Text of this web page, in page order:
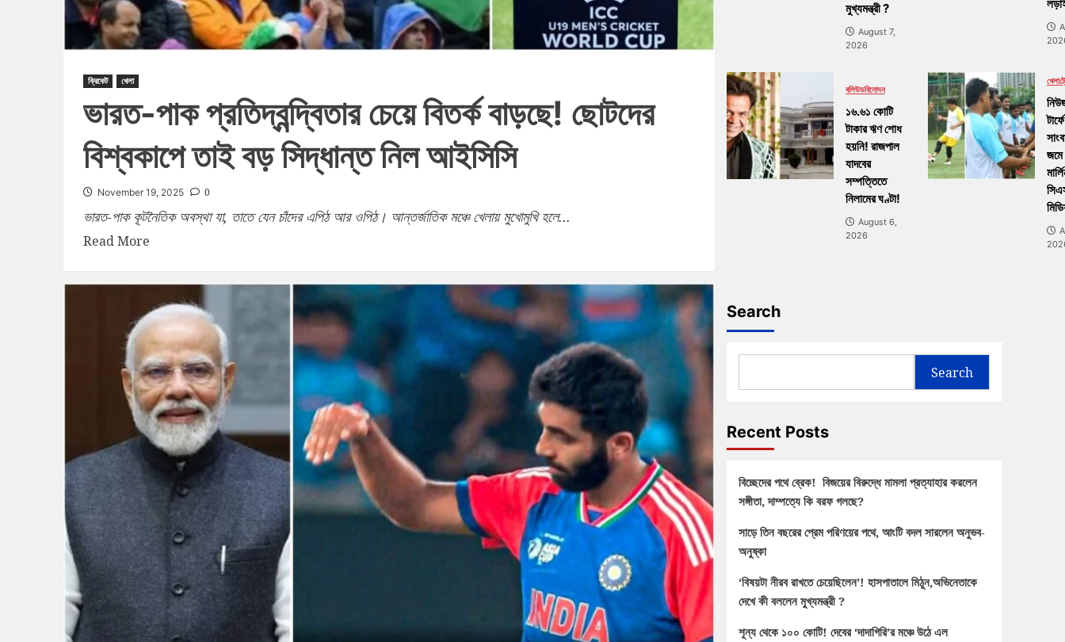
ক্রিকেট খেলা
ভারত-পাক প্রতিদ্বন্দ্বিতার চেয়ে বিতর্ক বাড়ছে! ছোটদের
বিশ্বকাপে তাই বড় সিদ্ধান্ত নিল আইসিসি
November 19, 2025 0
ভারত-পাক কূটনৈতিক অবস্থা যা, তাতে যেন চাঁদের এপিঠ আর ওপিঠ। আন্তর্জাতিক মঞ্চে খেলায় মুখোমুখি হলে...
Read More
মুখ্যমন্ত্রী ?
August 7,
2026
বলিউডবিনোদন
১৬.৬১ কোটি
টাকার ঋণ শোধ
হয়নি! রাজপাল
যাদবের
সম্পত্তিতে
নিলামের ঘণ্টা!
August 6,
2026
খেলা
টার্ফে
Search
Search
Recent Posts
বিচ্ছেদের পথে ব্রেক! বিজয়ের বিরুদ্ধে মামলা প্রত্যাহার করলেন
সঙ্গীতা, দাম্পত্যে কি বরফ গলছে?
সাড়ে তিন বছরের প্রেম পরিণয়ের পথে, আংটি বদল সারলেন অনুভব-
অনুষ্কা
‘বিষয়টা নীরব রাখতে চেয়েছিলেন’! হাসপাতালে মিঠুন,অভিনেতাকে
দেখে কী বললেন মুখ্যমন্ত্রী ?
শূন্য থেকে ১০০ কোটি! দেবের ‘দাদাগিরি’র মঞ্চে উঠে এল